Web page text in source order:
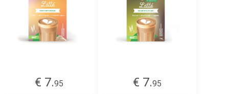
€ 7.95
€ 7.95